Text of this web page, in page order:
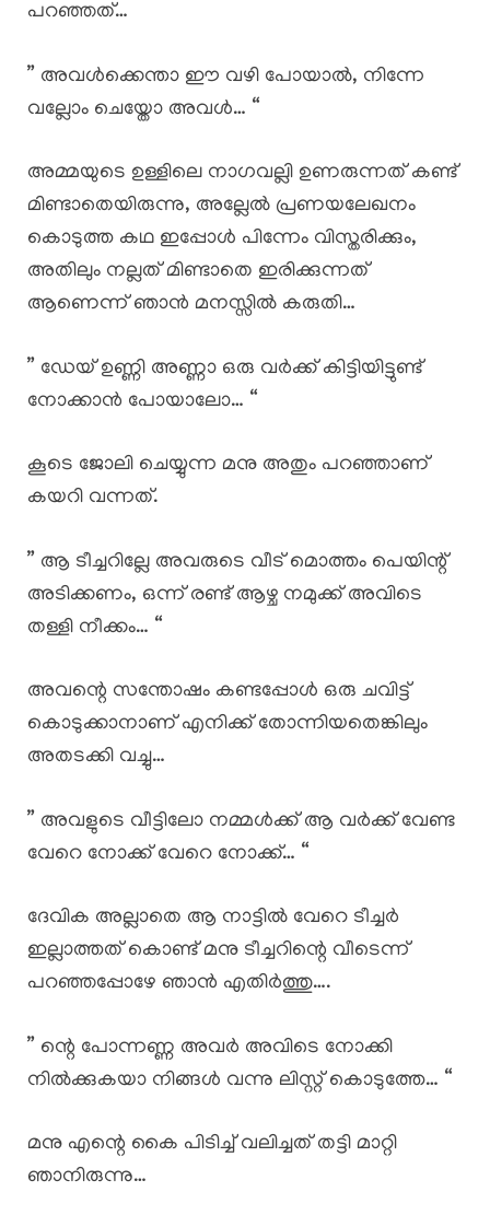
പറഞ്ഞത്…
” അവൾക്കെന്താ ഈ വഴി പോയാൽ, നിന്നേ
വല്ലോം ചെയ്തോ അവൾ… “
അമ്മയുടെ ഉള്ളിലെ നാഗവല്ലി ഉണരുന്നത് കണ്ട്
മിണ്ടാതെയിരുന്നു, അല്ലേൽ പ്രണയലേഖനം
കൊടുത്ത കഥ ഇപ്പോൾ പിന്നേം വിസ്തരിക്കും,
അതിലും നല്ലത് മിണ്ടാതെ ഇരിക്കുന്നത്
ആണെന്ന് ഞാൻ മനസ്സിൽ കരുതി…
” ഡേയ് ഉണ്ണി അണ്ണാ ഒരു വർക്ക് കിട്ടിയിട്ടുണ്ട്
നോക്കാൻ പോയാലോ… “
കൂടെ ജോലി ചെയ്യുന്ന മനു അതും പറഞ്ഞാണ്
കയറി വന്നത്.
” ആ ടീച്ചറില്ലേ അവരുടെ വീട് മൊത്തം പെയിന്റ്
അടിക്കണം, ഒന്ന് രണ്ട് ആഴ്ച നമുക്ക് അവിടെ
തള്ളി നീക്കം… “
അവന്റെ സന്തോഷം കണ്ടപ്പോൾ ഒരു ചവിട്ട്
കൊടുക്കാനാണ് എനിക്ക് തോന്നിയതെങ്കിലും
അതടക്കി വച്ചു…
” അവളുടെ വീട്ടിലോ നമ്മൾക്ക് ആ വർക്ക് വേണ്ട
വേറെ നോക്ക് വേറെ നോക്ക്… “
ദേവിക അല്ലാതെ ആ നാട്ടിൽ വേറെ ടീച്ചർ
ഇല്ലാത്തത് കൊണ്ട് മനു ടീച്ചറിന്റെ വീടെന്ന്
പറഞ്ഞപ്പോഴേ ഞാൻ എതിർത്തു….
” ന്റെ പോന്നണ്ണ അവർ അവിടെ നോക്കി
നിൽക്കുകയാ നിങ്ങൾ വന്നു ലിസ്റ്റ് കൊടുത്തേ… “
മനു എന്റെ കൈ പിടിച്ച് വലിച്ചത് തട്ടി മാറ്റി
ഞാനിരുന്നു…